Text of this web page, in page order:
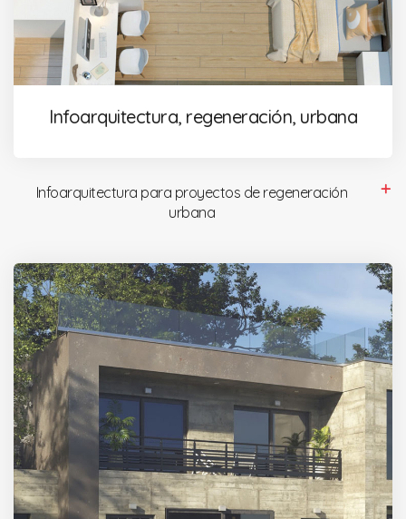
Infoarquitectura, regeneración, urbana
Infoarquitectura para proyectos de regeneración
urbana